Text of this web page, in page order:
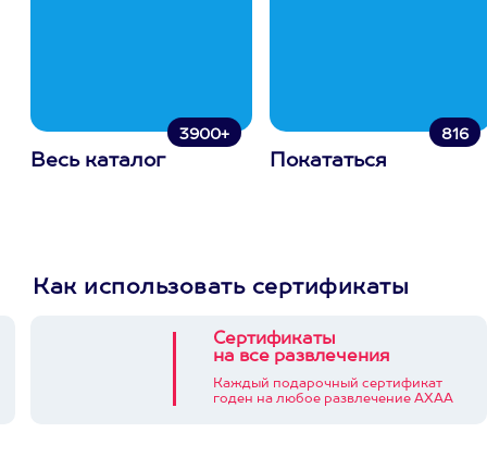
3900+
Весь каталог
816
Покататься
Как использовать сертификаты
Сертификаты
на все развлечения
Каждый подарочный сертификат
годен на любое развлечение АХАА